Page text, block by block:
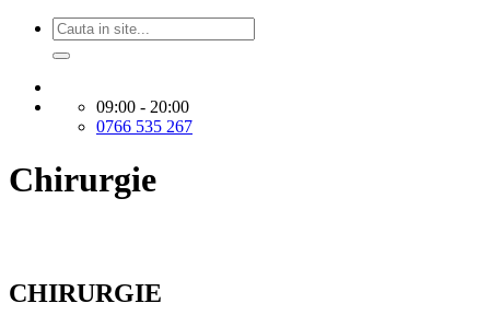
09:00 - 20:00
0766 535 267
Chirurgie
CHIRURGIE